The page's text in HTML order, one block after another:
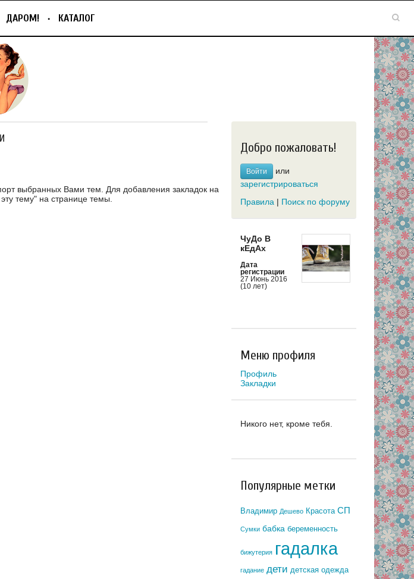
ДАРОМ! КАТАЛОГ
выбранных Вами тем. Для добавления закладок на
тему" на странице темы.
Добро пожаловать!
Войти
или
зарегистрироваться
Правила | Поиск по форуму
ЧуДо В
кЕдАх
Дата
регистрации
27 Июнь 2016
(10 лет)
Меню профиля
Профиль
Закладки
Никого нет, кроме тебя.
Популярные метки
Владимир Дешево Красота СП
Сумки бабка беременность
бижутерия гадалка
гадание дети детская одежда